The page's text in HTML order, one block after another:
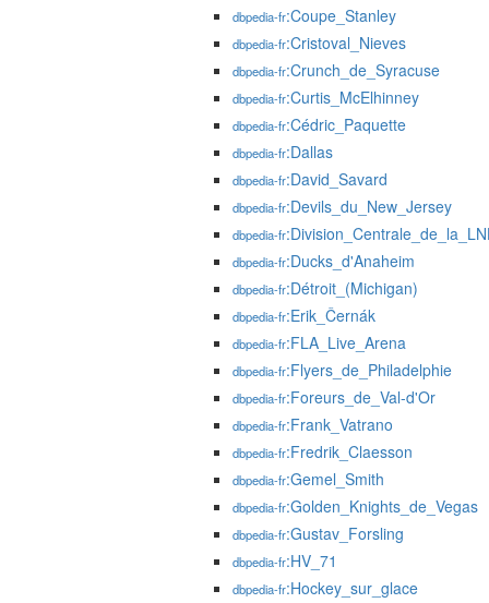
dbpedia-fr:Coupe_Stanley
dbpedia-fr:Cristoval_Nieves
dbpedia-fr:Crunch_de_Syracuse
dbpedia-fr:Curtis_McElhinney
dbpedia-fr:Cédric_Paquette
dbpedia-fr:Dallas
dbpedia-fr:David_Savard
dbpedia-fr:Devils_du_New_Jersey
dbpedia-fr
dbpedia-fr:Ducks_d'Anaheim
dbpedia-fr:Détroit_(Michigan)
dbpedia-fr:Erik_Černák
dbpedia-fr:FLA_Live_Arena
dbpedia-fr:Flyers_de_Philadelphie
dbpedia-fr:Foreurs_de_Val-d'Or
dbpedia-fr:Frank_Vatrano
dbpedia-fr:Fredrik_Claesson
dbpedia-fr:Gemel_Smith
dbpedia-fr:Golden_Knights_de_Vegas
dbpedia-fr:Gustav_Forsling
dbpedia-fr:HV_71
dbpedia-fr:Hockey_sur_glace